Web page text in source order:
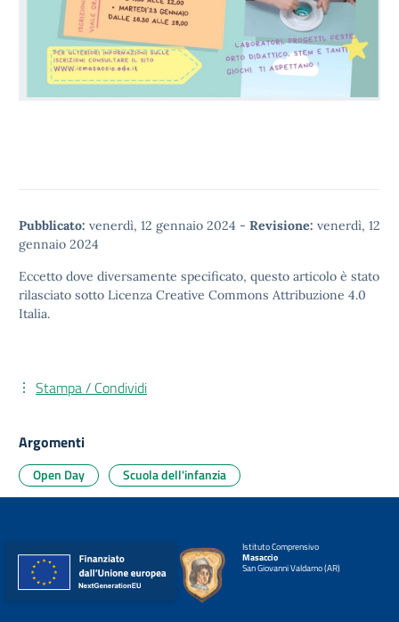
Pubblicato: venerdì, 12 gennaio 2024 - Revisione: venerdì, 12
gennaio 2024
Eccetto dove diversamente specificato, questo articolo è stato
rilasciato sotto Licenza Creative Commons Attribuzione 4.0
Italia.
Stampa / Condividi
Argomenti
Open Day Scuola dell'infanzia
Istituto Comprensivo
Masaccio
San Giovanni Valdarno (AR)